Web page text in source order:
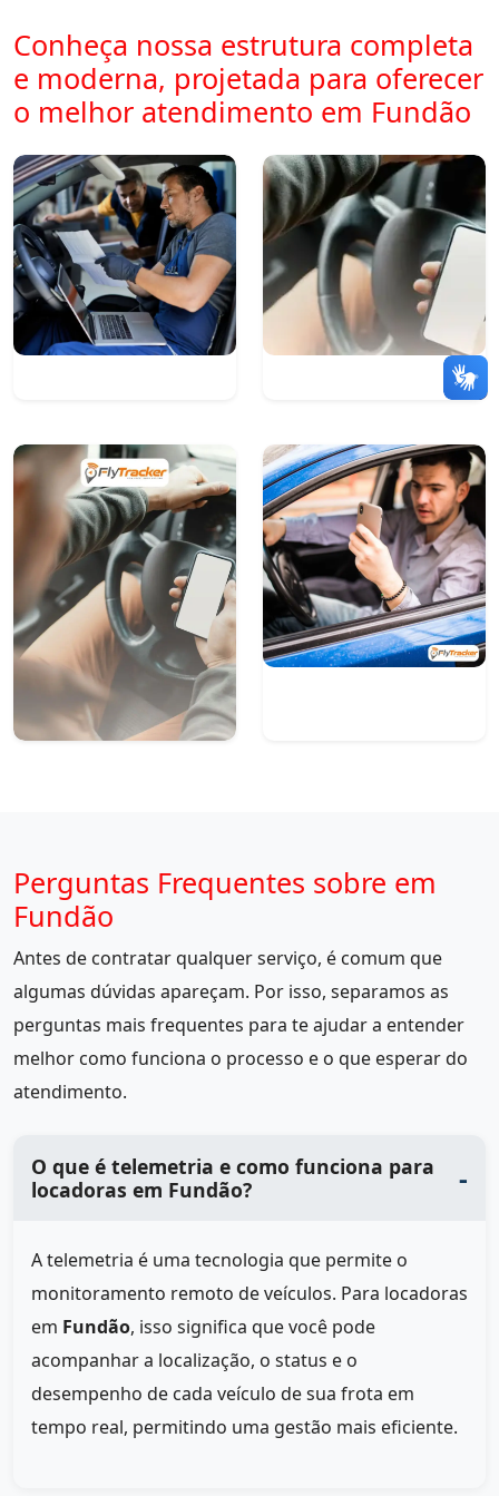
Conheça nossa estrutura completa
e moderna, projetada para oferecer
o melhor atendimento em Fundão
Perguntas Frequentes sobre em
Fundão
Antes de contratar qualquer serviço, é comum que
algumas dúvidas apareçam. Por isso, separamos as
perguntas mais frequentes para te ajudar a entender
melhor como funciona o processo e o que esperar do
atendimento.
O que é telemetria e como funciona para
locadoras em Fundão?
A telemetria é uma tecnologia que permite o
monitoramento remoto de veículos. Para locadoras
em Fundão, isso significa que você pode
acompanhar a localização, o status e o
desempenho de cada veículo de sua frota em
tempo real, permitindo uma gestão mais eficiente.